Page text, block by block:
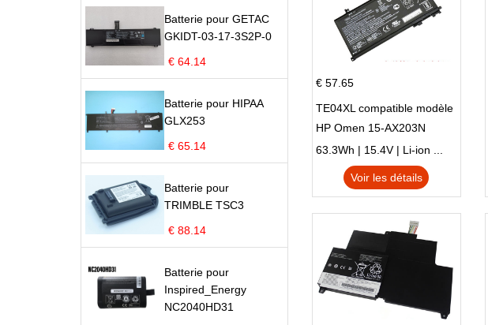
Batterie pour GETAC
GKIDT-03-17-3S2P-0
€ 64.14
Batterie pour HIPAA
GLX253
€ 65.14
Batterie pour
TRIMBLE TSC3
€ 88.14
Batterie pour
Inspired_Energy
NC2040HD31
€ 57.65
TE04XL compatible modèle
HP Omen 15-AX203N
Omen 15 Series Pavilion 15
Series
63.3Wh | 15.4V | Li-ion ...
Voir les détails